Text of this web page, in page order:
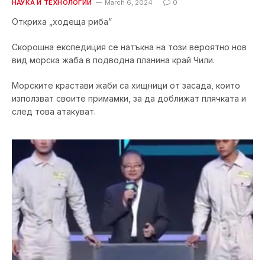
НАУКА И ТЕХНОЛОГИИ March 6, 2024 0
Откриха „ходеща риба”
Скорошна експедиция се натъкна на този вероятно нов
вид морска жаба в подводна планина край Чили.
Морските крастави жаби са хищници от засада, които
използват своите примамки, за да доближат плячката и
след това атакуват.